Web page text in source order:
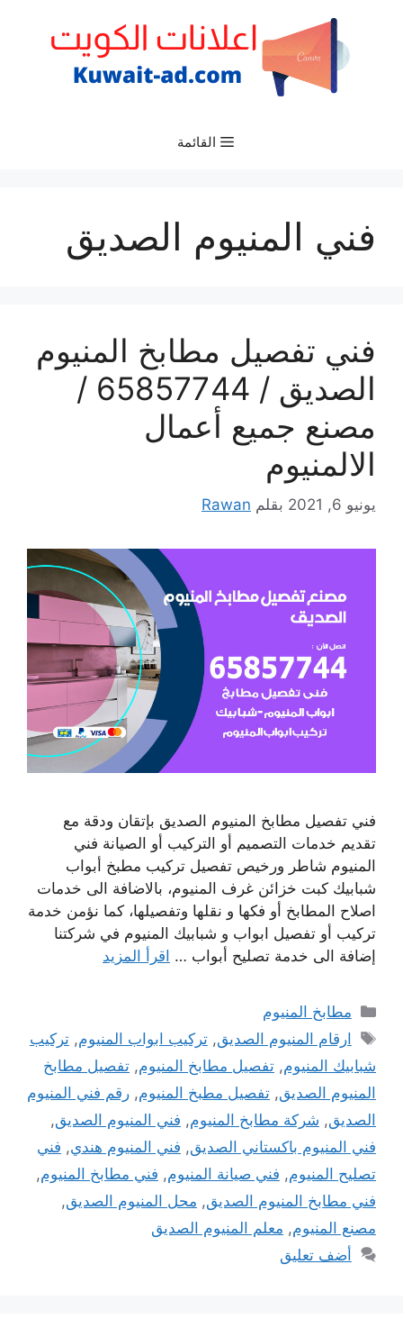
القائمة
فني المنيوم الصديق
فني تفصيل مطابخ المنيوم
الصديق / 65857744 /
مصنع جميع أعمال
الالمنيوم
يونيو 6, 2021 بقلم Rawan
فني تفصيل مطابخ المنيوم الصديق بإتقان ودقة مع
تقديم خدمات التصميم أو التركيب أو الصيانة فني
المنيوم شاطر ورخيص تفصيل تركيب مطبخ أبواب
شبابيك كبت خزائن غرف المنيوم، بالاضافة الى خدمات
اصلاح المطابخ أو فكها و نقلها وتفصيلها، كما نؤمن خدمة
تركيب أو تفصيل ابواب و شبابيك المنيوم في شركتنا
إضافة الى خدمة تصليح أبواب … اقرأ المزيد
التصنيفات
مطابخ المنيوم
الوسوم
ارقام المنيوم الصديق,تركيب ابواب المنيوم,تركيب
شبابيك المنيوم, تفصيل مطابخ المنيوم, تفصيل مطابخ
المنيوم الصديق, تفصيل مطبخ المنيوم, رقم فني المنيوم
الصديق, شركة مطابخ المنيوم, فني المنيوم الصديق,
فني المنيوم باكستاني الصديق, فني المنيوم هندي, فني
تصليح المنيوم, فني صيانة المنيوم, فني مطابخ المنيوم,
فني مطابخ المنيوم الصديق, محل المنيوم الصديق,
مصنع المنيوم, معلم المنيوم الصديق
أضف تعليق